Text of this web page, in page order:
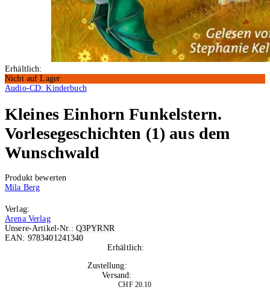
Erhältlich:
Nicht auf Lager
Audio-CD: Kinderbuch
Kleines Einhorn Funkelstern.
Vorlesegeschichten (1) aus dem
Wunschwald
Produkt bewerten
Mila Berg
Verlag:
Arena Verlag
Unsere-Artikel-Nr.: Q3PYRNR
EAN: 9783401241340
Erhältlich:
Zustellung:
Versand:
CHF 20.10